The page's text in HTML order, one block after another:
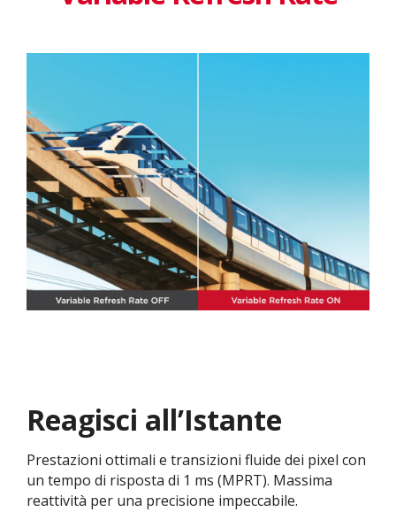
Reagisci all’Istante
Prestazioni ottimali e transizioni fluide dei pixel con
un tempo di risposta di 1 ms (MPRT). Massima
reattività per una precisione impeccabile.